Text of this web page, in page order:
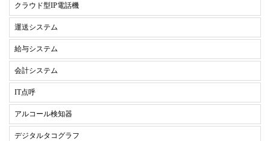
クラウド型IP電話機
運送システム
給与システム
会計システム
IT点呼
アルコール検知器
デジタルタコグラフ